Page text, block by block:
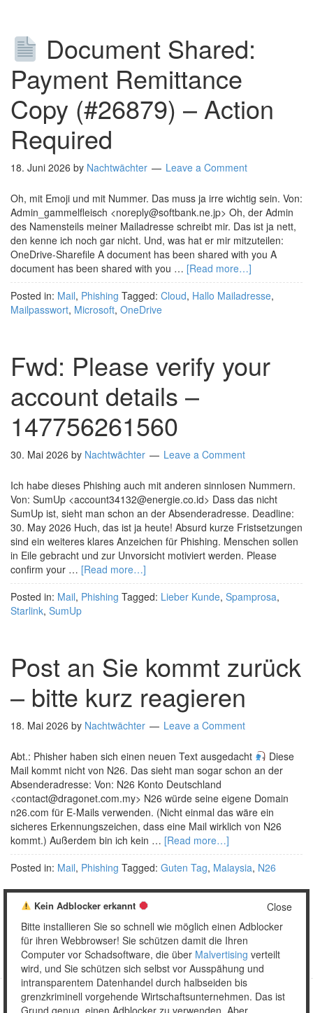
Document Shared:
Payment Remittance
Copy (#26879) – Action
Required
18. Juni 2026 by Nachtwächter Leave a Comment
Oh, mit Emoji und mit Nummer. Das muss ja irre wichtig sein. Von:
Admin_gammelfleisch <noreply@softbank.ne.jp> Oh, der Admin
des Namensteils meiner Mailadresse schreibt mir. Das ist ja nett,
den kenne ich noch gar nicht. Und, was hat er mir mitzuteilen:
OneDrive-Sharefile A document has been shared with you A
document has been shared with you … [Read more…]
Posted in: Mail, Phishing Tagged: Cloud, Hallo Mailadresse,
Mailpasswort, Microsoft, OneDrive
Fwd: Please verify your
account details –
147756261560
30. Mai 2026 by Nachtwächter Leave a Comment
Ich habe dieses Phishing auch mit anderen sinnlosen Nummern.
Von: SumUp <account34132@energie.co.id> Dass das nicht
SumUp ist, sieht man schon an der Absenderadresse. Deadline:
30. May 2026 Huch, das ist ja heute! Absurd kurze Fristsetzungen
sind ein weiteres klares Anzeichen für Phishing. Menschen sollen
in Eile gebracht und zur Unvorsicht motiviert werden. Please
confirm your … [Read more…]
Posted in: Mail, Phishing Tagged: Lieber Kunde, Spamprosa,
Starlink, SumUp
Post an Sie kommt zurück
– bitte kurz reagieren
18. Mai 2026 by Nachtwächter Leave a Comment
Abt.: Phisher haben sich einen neuen Text ausgedacht
Diese
Mail kommt nicht von N26. Das sieht man sogar schon an der
Absenderadresse: Von: N26 Konto Deutschland
<contact@dragonet.com.my> N26 würde seine eigene Domain
n26.com für E-Mails verwenden. (Nicht einmal das wäre ein
sicheres Erkennungszeichen, dass eine Mail wirklich von N26
kommt.) Außerdem bin ich kein … [Read more…]
Posted in: Mail, Phishing Tagged: Guten Tag, Malaysia, N26
1 2 … 69 Weiter »
Close
Kein Adblocker erkannt
Bitte installieren Sie so schnell wie möglich einen Adblocker
für ihren Webbrowser! Sie schützen damit die Ihren
Computer vor Schadsoftware, die über Malvertising verteilt
wird, und Sie schützen sich selbst vor Ausspähung und
intransparentem Datenhandel durch halbseiden bis
grenzkriminell vorgehende Wirtschaftsunternehmen. Das ist
Grund genug, einen Adblocker zu verwenden. Aber